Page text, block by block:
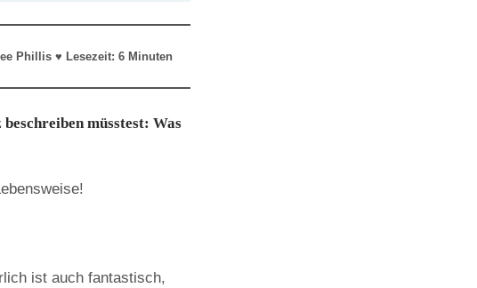
Phillis ♥ Lesezeit: 6 Minuten
müsstest: Was
ist auch fantastisch,